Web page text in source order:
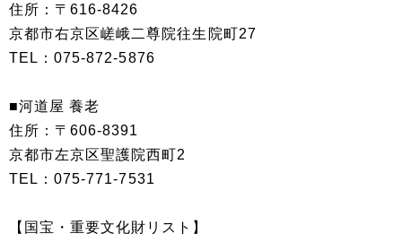
住所：〒616-8426
京都市右京区嵯峨二尊院往生院町27
TEL：075-872-5876
■河道屋 養老
住所：〒606-8391
京都市左京区聖護院西町2
TEL：075-771-7531
【国宝・重要文化財リスト】